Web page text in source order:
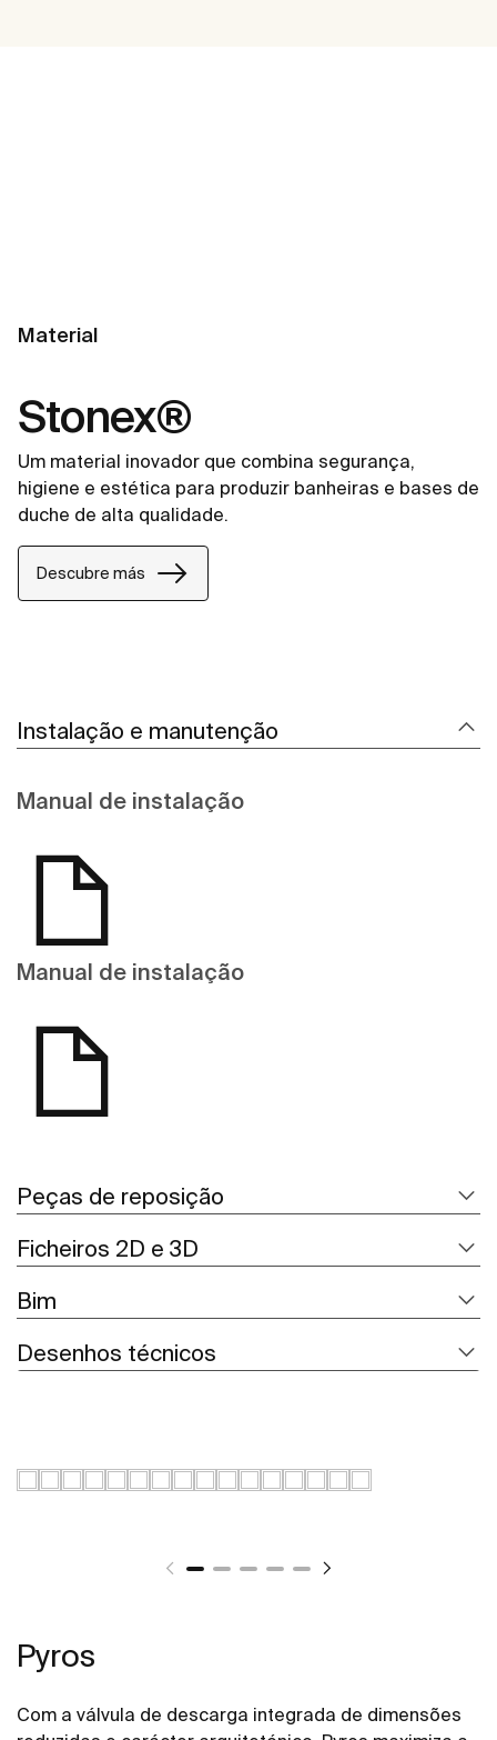
Material
Stonex®
Um material inovador que combina segurança,
higiene e estética para produzir banheiras e bases de
duche de alta qualidade.
Descubre más
Instalação e manutenção
Manual de instalação
Manual de instalação
Peças de reposição
Ficheiros 2D e 3D
Bim
Desenhos técnicos
Pyros
Com a válvula de descarga integrada de dimensões